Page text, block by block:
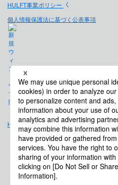
HULFT事業ポリシー
個人情報保護法に基づく公表事項
Hulft.com